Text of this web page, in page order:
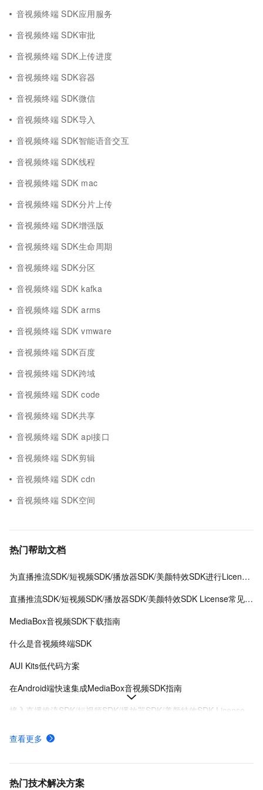
音视频终端 SDK应用服务
音视频终端 SDK审批
音视频终端 SDK上传进度
音视频终端 SDK容器
音视频终端 SDK微信
音视频终端 SDK导入
音视频终端 SDK智能语音交互
音视频终端 SDK线程
音视频终端 SDK mac
音视频终端 SDK分片上传
音视频终端 SDK增强版
音视频终端 SDK生命周期
音视频终端 SDK分区
音视频终端 SDK kafka
音视频终端 SDK arms
音视频终端 SDK vmware
音视频终端 SDK百度
音视频终端 SDK跨域
音视频终端 SDK code
音视频终端 SDK共享
音视频终端 SDK api接口
音视频终端 SDK剪辑
音视频终端 SDK cdn
音视频终端 SDK空间
热门帮助文档
为直播推流SDK/短视频SDK/播放器SDK/美颜特效SDK进行License授权
直播推流SDK/短视频SDK/播放器SDK/美颜特效SDK License常见问题
MediaBox音视频SDK下载指南
什么是音视频终端SDK
AUI Kits低代码方案
在Android端快速集成MediaBox音视频SDK指南
接入直播推流SDK/短视频SDK/播放器SDK/美颜特效SDK License
MediaBox音视频SDK Demo体验
MediaBox音视频SDK计费项说明及购买方式
查看更多
热门技术解决方案